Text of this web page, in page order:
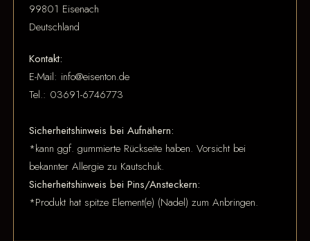
99801 Eisenach
Deutschland
Kontakt:
E-Mail: info@eisenton.de
Tel.: 03691-6746773
Sicherheitshinweis bei Aufnähern:
*kann ggf. gummierte Rückseite haben. Vorsicht bei
bekannter Allergie zu Kautschuk.
Sicherheitshinweis bei Pins/Ansteckern:
*Produkt hat spitze Element(e) (Nadel) zum Anbringen.